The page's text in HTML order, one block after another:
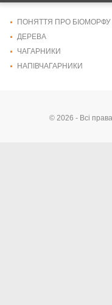
ПОНЯТТЯ ПРО БІОМОРФУ
ДЕРЕВА
ЧАГАРНИКИ
НАПІВЧАГАРНИКИ
© 2026 - Всі